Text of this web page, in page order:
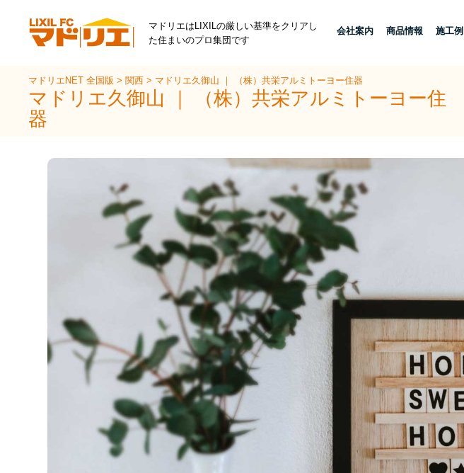
マドリエはLIXILの厳しい基準をクリアし
た住まいのプロ集団です
会社案内 商品情報 施工例
マドリエNET 全国版> 関西> マドリエ久御山 ｜ （株）共栄アルミトーヨー住器
マドリエ久御山 ｜ （株）共栄アルミトーヨー住
器